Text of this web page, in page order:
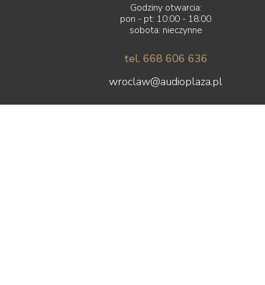
Godziny otwarcia:
pon - pt: 10:00 - 18:00
sobota: nieczynne
tel. 668 606 636
wroclaw@audioplaza.pl